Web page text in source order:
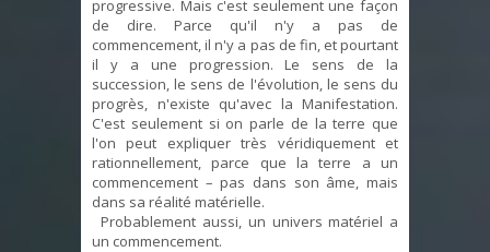
progressive. Mais c'est seulement une façon
de dire. Parce qu'il n'y a pas de
commencement, il n'y a pas de fin, et pourtant
il y a une progression. Le sens de la
succession, le sens de l'évolution, le sens du
progrès, n'existe qu'avec la Manifestation.
C'est seulement si on parle de la terre que
l'on peut expliquer très véridiquement et
rationnellement, parce que la terre a un
commencement – pas dans son âme, mais
dans sa réalité matérielle.
Probablement aussi, un univers matériel a
un commencement.